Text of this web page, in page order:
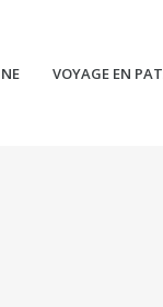
VOYAGE EN